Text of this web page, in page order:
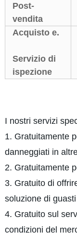
Post-
vendita
Acquisto e.
Servizio di
ispezione
I nostri servizi
1. Gratuitamente
danneggiati in
2. Gratuitamente
3. Gratuito di
soluzione di
4. Gratuito sul
condizioni del